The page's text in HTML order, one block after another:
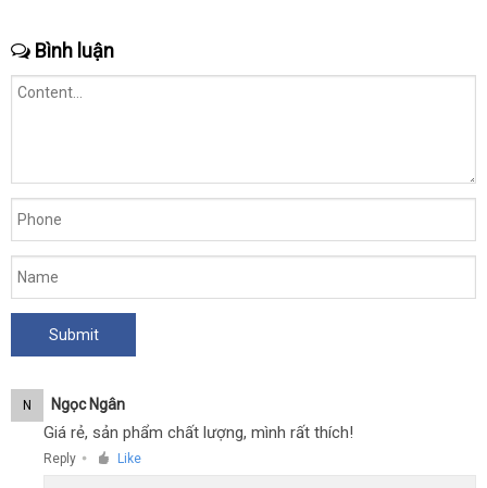
Bình luận
N Ngọc Ngân
Giá rẻ, sản phẩm chất lượng, mình rất thích!
Reply ● Like